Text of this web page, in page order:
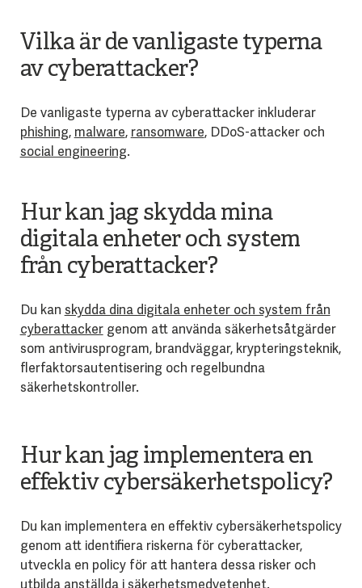
Vilka är de vanligaste typerna
av cyberattacker?
De vanligaste typerna av cyberattacker inkluderar
phishing, malware, ransomware, DDoS-attacker och
social engineering.
Hur kan jag skydda mina
digitala enheter och system
från cyberattacker?
Du kan skydda dina digitala enheter och system från
cyberattackergenom att använda säkerhetsåtgärder
som antivirusprogram, brandväggar, krypteringsteknik,
flerfaktorsautentisering och regelbundna
säkerhetskontroller.
Hur kan jag implementera en
effektiv cybersäkerhetspolicy?
Du kan implementera en effektiv cybersäkerhetspolicy
genom att identifiera riskerna för cyberattacker,
utveckla en policy för att hantera dessa risker och
utbilda anställda i säkerhetsmedvetenhet.